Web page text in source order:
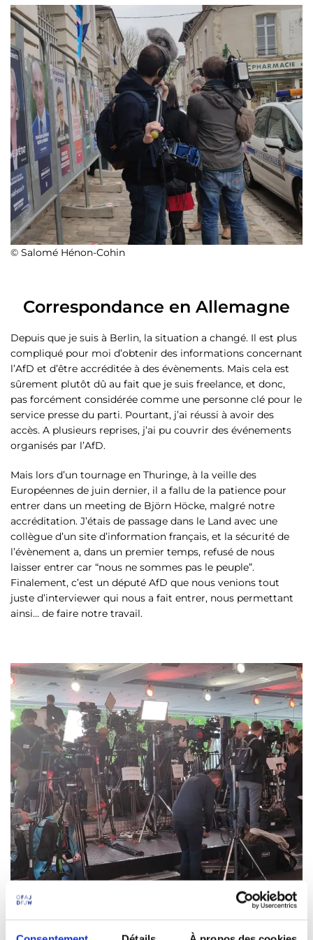
© Salomé Hénon-Cohin
Correspondance en Allemagne
Depuis que je suis à Berlin, la situation a changé. Il est plus
compliqué pour moi d’obtenir des informations concernant
l’AfD et d’être accréditée à des évènements. Mais cela est
sûrement plutôt dû au fait que je suis freelance, et donc,
pas forcément considérée comme une personne clé pour le
service presse du parti. Pourtant, j’ai réussi à avoir des
accès. A plusieurs reprises, j’ai pu couvrir des événements
organisés par l’AfD.
Mais lors d’un tournage en Thuringe, à la veille des
Européennes de juin dernier, il a fallu de la patience pour
entrer dans un meeting de Björn Höcke, malgré notre
accréditation. J’étais de passage dans le Land avec une
collègue d’un site d’information français, et la sécurité de
l’évènement a, dans un premier temps, refusé de nous
laisser entrer car “nous ne sommes pas le peuple”.
Finalement, c’est un député AfD que nous venions tout
juste d’interviewer qui nous a fait entrer, nous permettant
ainsi… de faire notre travail.